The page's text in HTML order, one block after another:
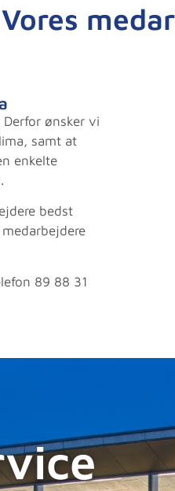
Vores
ønsker vi
samt at
enkelte
bedst
89 88 31